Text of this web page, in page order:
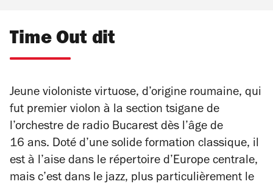
Time Out dit
Jeune violoniste virtuose, d’origine roumaine, qui
fut premier violon à la section tsigane de
l’orchestre de radio Bucarest dès l’âge de
16 ans. Doté d’une solide formation classique, il
est à l’aise dans le répertoire d’Europe centrale,
mais c’est dans le jazz, plus particulièrement le